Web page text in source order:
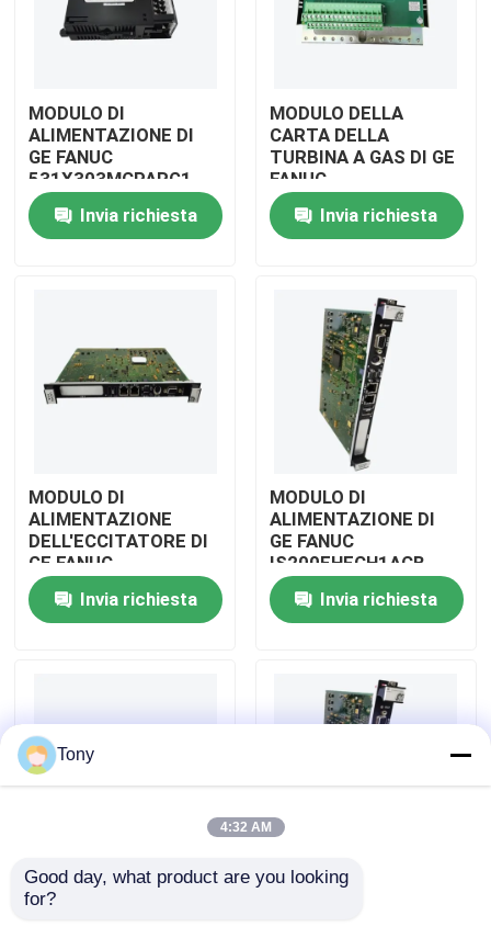
Prodotti
Su di noi
Visita alla fabbrica
Chiedi un preventivo
MODULO DI
ALIMENTAZIONE DI
GE FANUC
531X303MCPARG1
Invia richiesta
MODULO DELLA
CARTA DELLA
TURBINA A GAS DI GE
FANUC
IS200ACLEH1ACB
Invia richiesta
MODULO DI
ALIMENTAZIONE
DELL'ECCITATORE DI
GE FANUC
IS200EPSMG1AED
Invia richiesta
MODULO DI
ALIMENTAZIONE DI
GE FANUC
IS200EHFCH1ACB
Invia richiesta
BORDO di
PROCESSORE DI
GE FANUC
Tony
4:32 AM
Good day, what product are you looking
for?